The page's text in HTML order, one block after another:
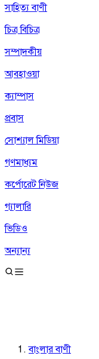
সাহিত্য বাণী
চিত্র বিচিত্র
সম্পাদকীয়
আবহাওয়া
ক্যাম্পাস
প্রবাস
সোশ্যাল মিডিয়া
গণমাধ্যম
কর্পোরেট নিউজ
গ্যালারি
ভিডিও
অন্যান্য
বাংলার বাণী